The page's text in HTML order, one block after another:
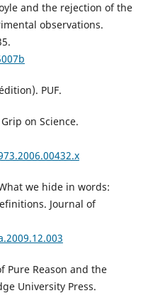
and the rejection of the
observations.
PUF.
on Science.
we hide in words:
Journal of
Pure Reason and the
University Press.